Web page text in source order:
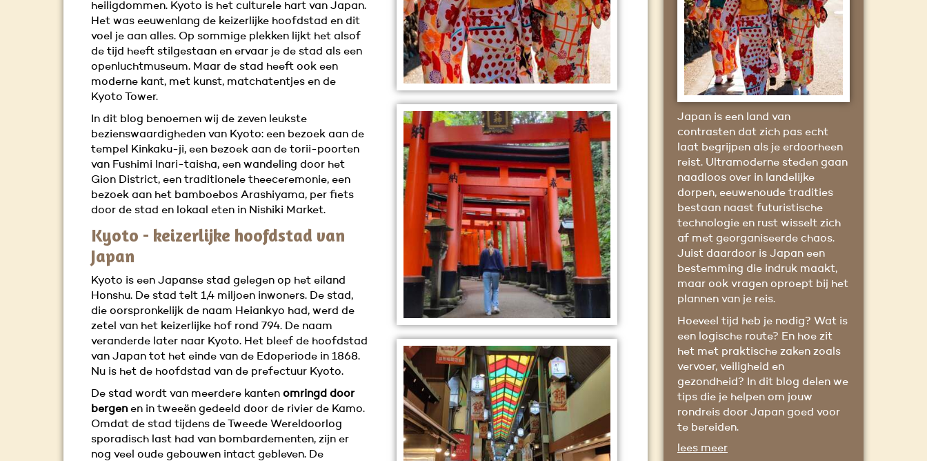
heiligdommen. Kyoto is het culturele hart van Japan.
Het was eeuwenlang de keizerlijke hoofdstad en dit
voel je aan alles. Op sommige plekken lijkt het alsof
de tijd heeft stilgestaan en ervaar je de stad als een
openluchtmuseum. Maar de stad heeft ook een
moderne kant, met kunst, matchatentjes en de
Kyoto Tower.
In dit blog benoemen wij de zeven leukste
bezienswaardigheden van Kyoto: een bezoek aan de
tempel Kinkaku-ji, een bezoek aan de torii-poorten
van Fushimi Inari-taisha, een wandeling door het
Gion District, een traditionele theeceremonie, een
bezoek aan het bamboebos Arashiyama, per fiets
door de stad en lokaal eten in Nishiki Market.
Kyoto - keizerlijke hoofdstad van
Japan
Kyoto is een Japanse stad gelegen op het eiland
Honshu. De stad telt 1,4 miljoen inwoners. De stad,
die oorspronkelijk de naam Heiankyo had, werd de
zetel van het keizerlijke hof rond 794. De naam
veranderde later naar Kyoto. Het bleef de hoofdstad
van Japan tot het einde van de Edoperiode in 1868.
Nu is het de hoofdstad van de prefectuur Kyoto.
De stad wordt van meerdere kanten omringd door
bergenen in tweeën gedeeld door de rivier de Kamo.
Omdat de stad tijdens de Tweede Wereldoorlog
sporadisch last had van bombardementen, zijn er
nog veel oude gebouwen intact gebleven. De
Japan is een land van
contrasten dat zich pas echt
laat begrijpen als je erdoorheen
reist. Ultramoderne steden gaan
naadloos over in landelijke
dorpen, eeuwenoude tradities
bestaan naast futuristische
technologie en rust wisselt zich
af met georganiseerde chaos.
Juist daardoor is Japan een
bestemming die indruk maakt,
maar ook vragen oproept bij het
plannen van je reis.
Hoeveel tijd heb je nodig? Wat is
een logische route? En hoe zit
het met praktische zaken zoals
vervoer, veiligheid en
gezondheid? In dit blog delen we
tips die je helpen om jouw
rondreis door Japan goed voor
te bereiden.
lees meer